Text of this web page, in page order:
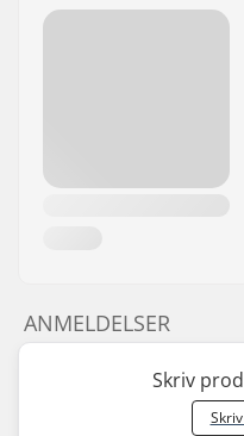
ANMELDELSER
Skriv